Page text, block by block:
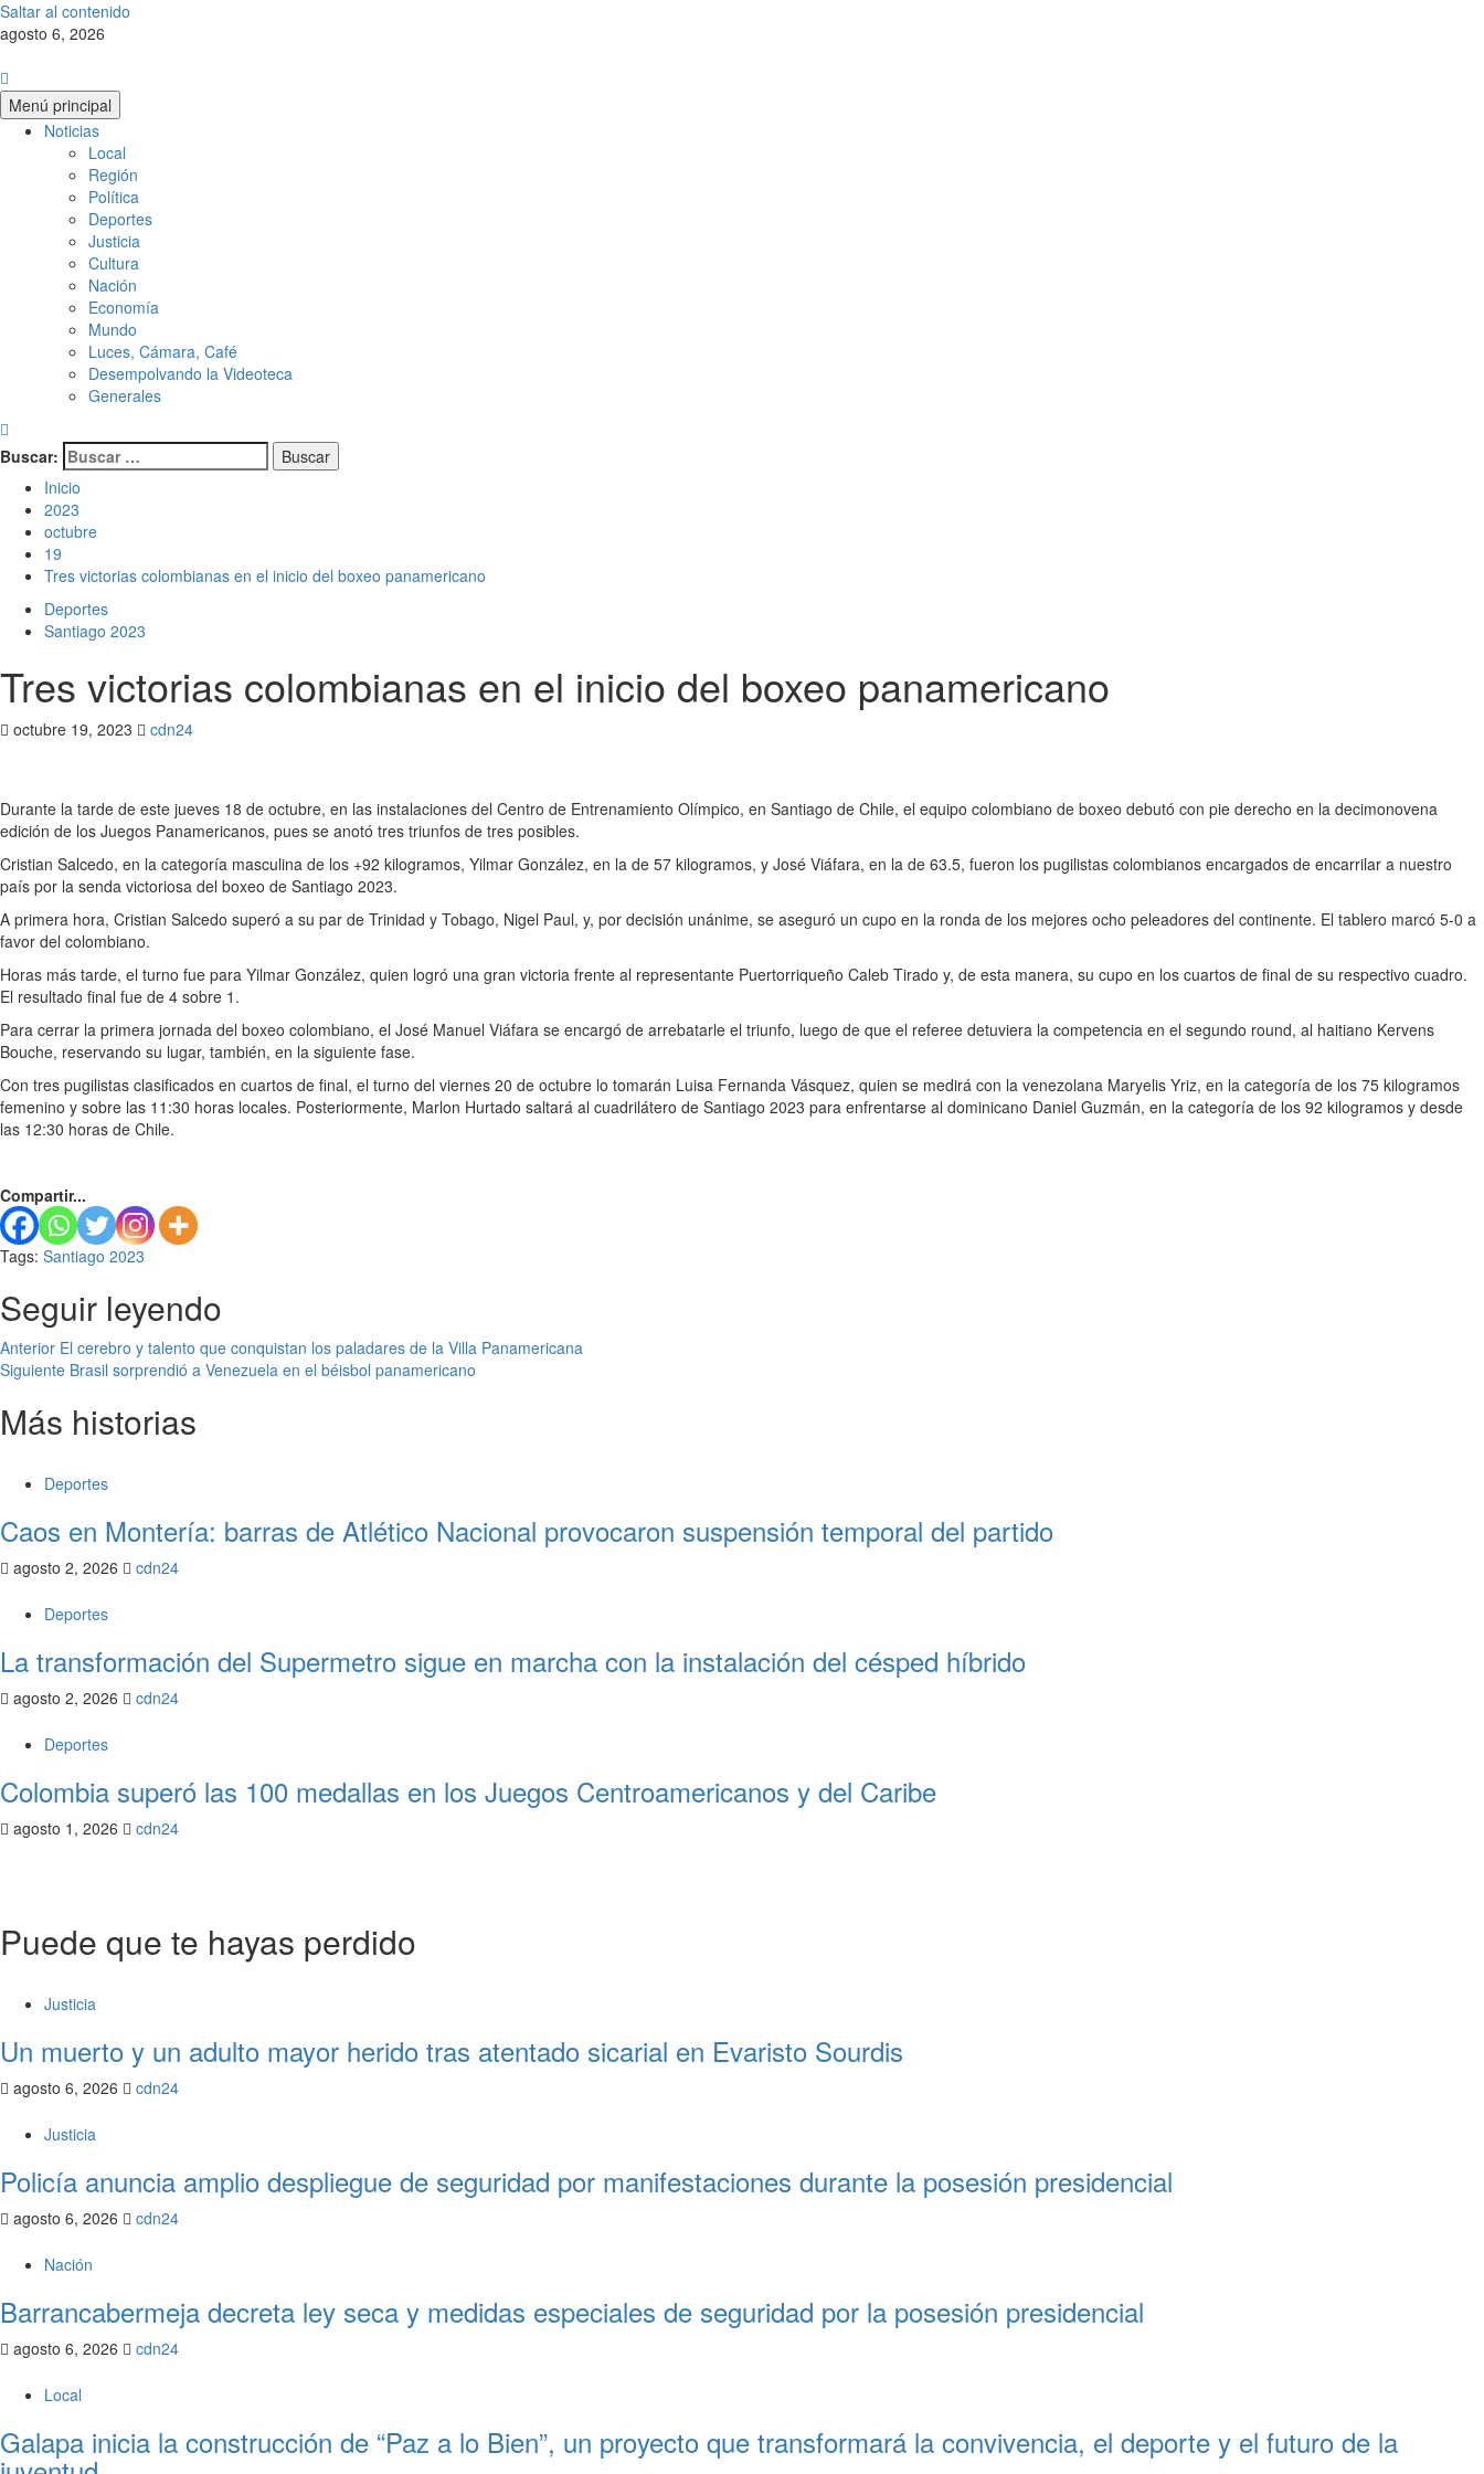
Saltar al contenido
agosto 6, 2026
Menú principal
Noticias
Local
Región
Política
Deportes
Justicia
Cultura
Nación
Economía
Mundo
Luces, Cámara, Café
Desempolvando la Videoteca
Generales
Buscar:
Inicio
2023
octubre
19
Tres victorias colombianas en el inicio del boxeo panamericano
Deportes
Santiago 2023
Tres victorias colombianas en el inicio del boxeo panamericano
octubre 19, 2023 cdn24
Durante la tarde de este jueves 18 de octubre, en las instalaciones del Centro de Entrenamiento Olímpico, en Santiago de Chile, el equipo colombiano de boxeo debutó con pie derecho en la decimonovena
edición de los Juegos Panamericanos, pues se anotó tres triunfos de tres posibles.
Cristian Salcedo, en la categoría masculina de los +92 kilogramos, Yilmar González, en la de 57 kilogramos, y José Viáfara, en la de 63.5, fueron los pugilistas colombianos encargados de encarrilar a nuestro
país por la senda victoriosa del boxeo de Santiago 2023.
A primera hora, Cristian Salcedo superó a su par de Trinidad y Tobago, Nigel Paul, y, por decisión unánime, se aseguró un cupo en la ronda de los mejores ocho peleadores del continente. El tablero marcó 5-0 a
favor del colombiano.
Horas más tarde, el turno fue para Yilmar González, quien logró una gran victoria frente al representante Puertorriqueño Caleb Tirado y, de esta manera, su cupo en los cuartos de final de su respectivo cuadro.
El resultado final fue de 4 sobre 1.
Para cerrar la primera jornada del boxeo colombiano, el José Manuel Viáfara se encargó de arrebatarle el triunfo, luego de que el referee detuviera la competencia en el segundo round, al haitiano Kervens
Bouche, reservando su lugar, también, en la siguiente fase.
Con tres pugilistas clasificados en cuartos de final, el turno del viernes 20 de octubre lo tomarán Luisa Fernanda Vásquez, quien se medirá con la venezolana Maryelis Yriz, en la categoría de los 75 kilogramos
femenino y sobre las 11:30 horas locales. Posteriormente, Marlon Hurtado saltará al cuadrilátero de Santiago 2023 para enfrentarse al dominicano Daniel Guzmán, en la categoría de los 92 kilogramos y desde
las 12:30 horas de Chile.
Compartir...
Tags: Santiago 2023
Seguir leyendo
Anterior El cerebro y talento que conquistan los paladares de la Villa Panamericana
Siguiente Brasil sorprendió a Venezuela en el béisbol panamericano
Más historias
Deportes
Caos en Montería: barras de Atlético Nacional provocaron suspensión temporal del partido
agosto 2, 2026 cdn24
Deportes
La transformación del Supermetro sigue en marcha con la instalación del césped híbrido
agosto 2, 2026 cdn24
Deportes
Colombia superó las 100 medallas en los Juegos Centroamericanos y del Caribe
agosto 1, 2026 cdn24
Puede que te hayas perdido
Justicia
Un muerto y un adulto mayor herido tras atentado sicarial en Evaristo Sourdis
agosto 6, 2026 cdn24
Justicia
Policía anuncia amplio despliegue de seguridad por manifestaciones durante la posesión presidencial
agosto 6, 2026 cdn24
Nación
Barrancabermeja decreta ley seca y medidas especiales de seguridad por la posesión presidencial
agosto 6, 2026 cdn24
Local
Galapa inicia la construcción de “Paz a lo Bien”, un proyecto que transformará la convivencia, el deporte y el futuro de la